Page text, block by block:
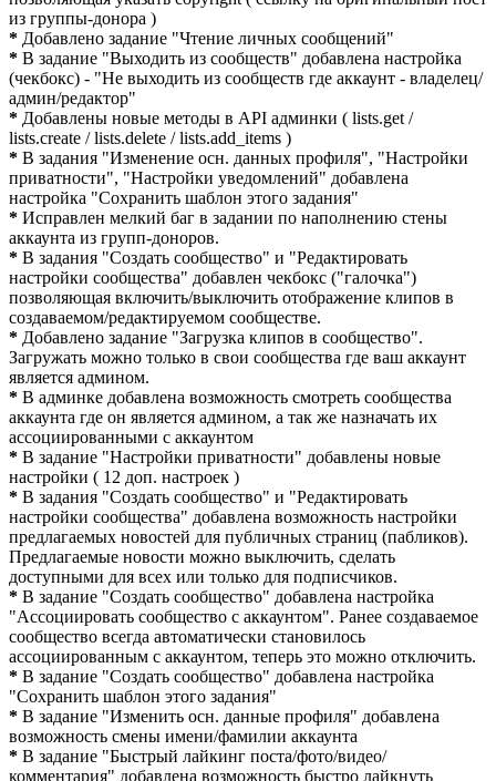
из группы-донора )
* Добавлено задание "Чтение личных сообщений"
* В задание "Выходить из сообществ" добавлена настройка
(чекбокс) - "Не выходить из сообществ где аккаунт - владелец/
админ/редактор"
* Добавлены новые методы в API админки ( lists.get /
lists.create / lists.delete / lists.add_items )
* В задания "Изменение осн. данных профиля", "Настройки
приватности", "Настройки уведомлений" добавлена
настройка "Сохранить шаблон этого задания"
* Исправлен мелкий баг в задании по наполнению стены
аккаунта из групп-доноров.
* В задания "Создать сообщество" и "Редактировать
настройки сообщества" добавлен чекбокс ("галочка")
позволяющая включить/выключить отображение клипов в
создаваемом/редактируемом сообществе.
* Добавлено задание "Загрузка клипов в сообщество".
Загружать можно только в свои сообщества где ваш аккаунт
является админом.
* В админке добавлена возможность смотреть сообщества
аккаунта где он является админом, а так же назначать их
ассоциированными с аккаунтом
* В задание "Настройки приватности" добавлены новые
настройки ( 12 доп. настроек )
* В задания "Создать сообщество" и "Редактировать
настройки сообщества" добавлена возможность настройки
предлагаемых новостей для публичных страниц (пабликов).
Предлагаемые новости можно выключить, сделать
доступными для всех или только для подписчиков.
* В задание "Создать сообщество" добавлена настройка
"Ассоциировать сообщество с аккаунтом". Ранее создаваемое
сообщество всегда автоматически становилось
ассоциированным с аккаунтом, теперь это можно отключить.
* В задание "Создать сообщество" добавлена настройка
"Сохранить шаблон этого задания"
* В задание "Изменить осн. данные профиля" добавлена
возможность смены имени/фамилии аккаунта
* В задание "Быстрый лайкинг поста/фото/видео/
комментария" добавлена возможность быстро лайкнуть